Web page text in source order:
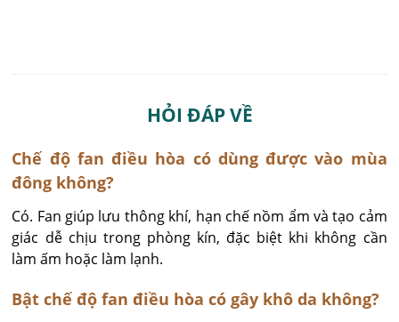
HỎI ĐÁP VỀ
Chế độ fan điều hòa có dùng được vào mùa
đông không?
Có. Fan giúp lưu thông khí, hạn chế nồm ẩm và tạo cảm
giác dễ chịu trong phòng kín, đặc biệt khi không cần
làm ấm hoặc làm lạnh.
Bật chế độ fan điều hòa có gây khô da không?